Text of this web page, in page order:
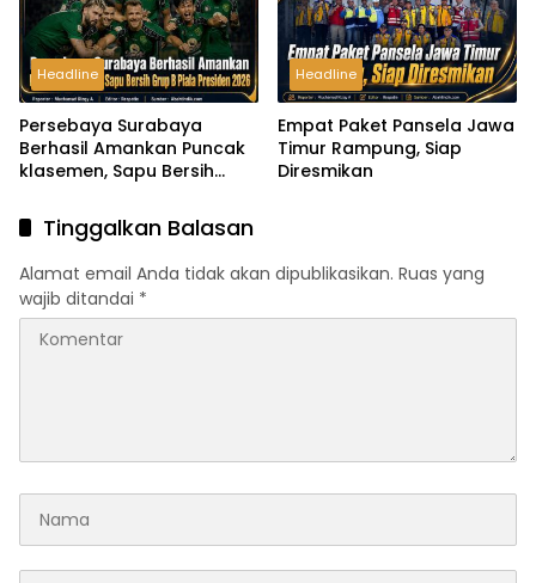
Headline
Persebaya Surabaya
Berhasil Amankan Puncak
klasemen, Sapu Bersih
Headline
Empat Paket Pansela Jawa
Timur Rampung, Siap
Diresmikan
Tinggalkan Balasan
Alamat email Anda tidak akan dipublikasikan. Ruas yang
wajib ditandai *